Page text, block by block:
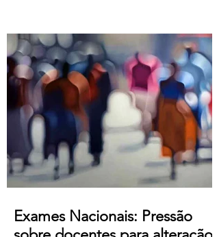
50 € para os restantes; Aumento do
subsídio de refeição para os 5,50€;
Crédito de horas sindicais para
delegadas/os alargado para as 8 horas
mensais. Este acordo produz efeitos
retroativos a janeiro de 2026, embora ai
Exames Nacionais: Pressão